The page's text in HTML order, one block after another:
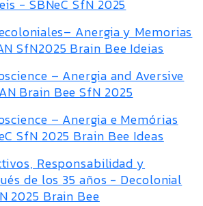
- SBNeC SfN 2025
Anergia y Memorias
SfN2025 Brain Bee Ideias
– Anergia and Aversive
Brain Bee SfN 2025
– Anergia e Memórias
SfN 2025 Brain Bee Ideas
Responsabilidad y
de los 35 años - Decolonial
2025 Brain Bee